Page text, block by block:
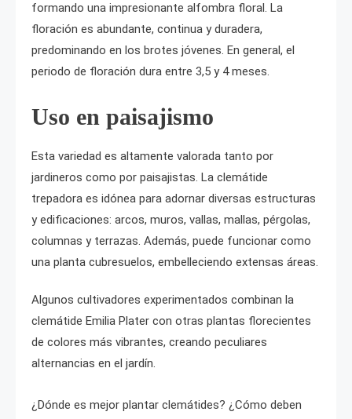
formando una impresionante alfombra floral. La
floración es abundante, continua y duradera,
predominando en los brotes jóvenes. En general, el
periodo de floración dura entre 3,5 y 4 meses.
Uso en paisajismo
Esta variedad es altamente valorada tanto por
jardineros como por paisajistas. La clemátide
trepadora es idónea para adornar diversas estructuras
y edificaciones: arcos, muros, vallas, mallas, pérgolas,
columnas y terrazas. Además, puede funcionar como
una planta cubresuelos, embelleciendo extensas áreas.
Algunos cultivadores experimentados combinan la
clemátide Emilia Plater con otras plantas florecientes
de colores más vibrantes, creando peculiares
alternancias en el jardín.
¿Dónde es mejor plantar clemátides? ¿Cómo deben